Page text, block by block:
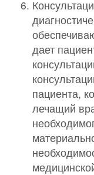
дает
пациента,
лечащий